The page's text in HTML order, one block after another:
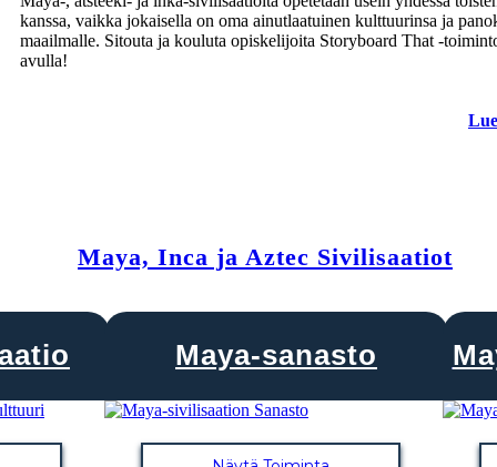
kanssa, vaikka jokaisella on oma ainutlaatuinen kulttuurinsa ja
maailmalle. Sitouta ja kouluta opiskelijoita Storyboard That -
avulla!
Maya, Inca ja Aztec Sivilisaatiot
Maya-sanasto